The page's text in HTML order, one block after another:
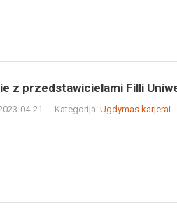
z przedstawicielami Filli
04-21 Kategorija: Ugdymas karjerai